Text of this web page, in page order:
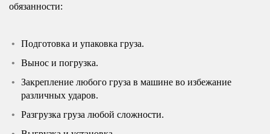
обязанности:
Подготовка и упаковка груза.
Вынос и погрузка.
Закрепление любого груза в машине во избежание
различных ударов.
Разгрузка груза любой сложности.